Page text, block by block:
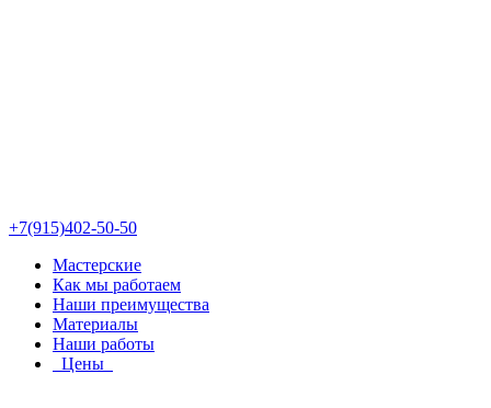
+7(915)402-50-50
Мастерские
Как мы работаем
Наши преимущества
Материалы
Наши работы
Цены